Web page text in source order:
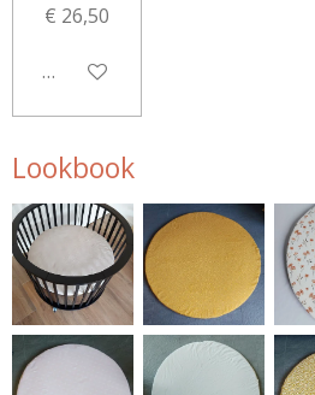
€ 26,50
Bekijk details
Lookbook